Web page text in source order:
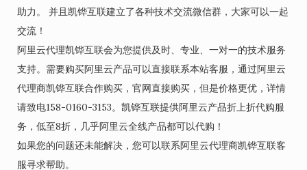
助力。 并且凯铧互联建立了各种技术交流微信群，大家可以一起
交流！
阿里云代理凯铧互联会为您提供及时、专业、一对一的技术服务
支持。需要购买阿里云产品可以直接联系本站客服，通过阿里云
代理商凯铧互联合作购买，官网直接购买，但是价格更优，详情
请致电158-0160-3153。凯铧互联提供阿里云产品折上折代购服
务，低至8折，几乎阿里云全线产品都可以代购！
如果您的问题还未能解决，您可以联系阿里云代理商凯铧互联客
服寻求帮助。